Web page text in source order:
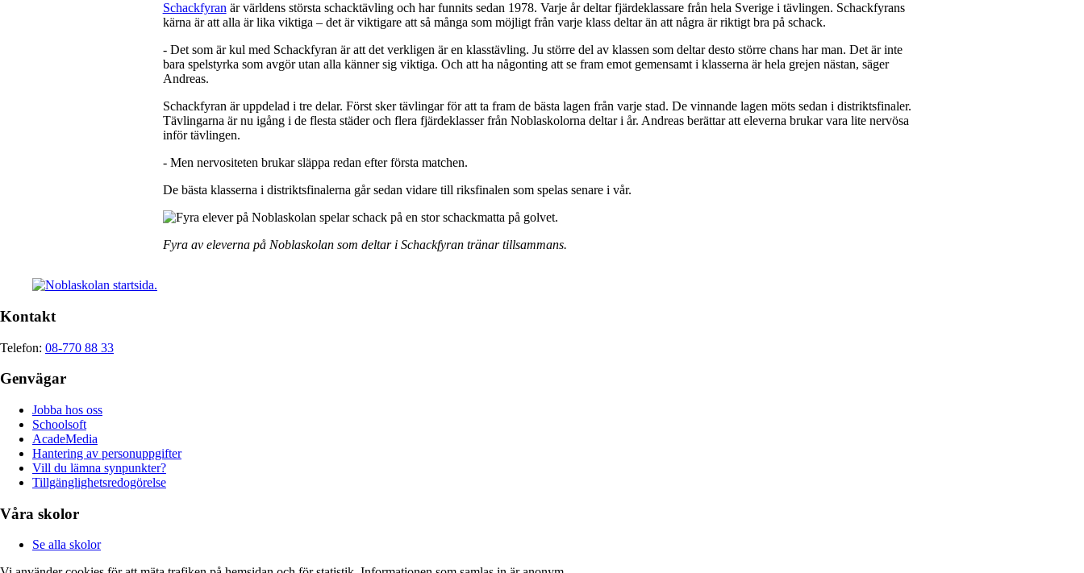
Schackfyran är världens största schacktävling och har funnits sedan 1978. Varje år deltar fjärdeklassare från hela Sverige i tävlingen. Schackfyrans
kärna är att alla är lika viktiga – det är viktigare att så många som möjligt från varje klass deltar än att några är riktigt bra på schack.
- Det som är kul med Schackfyran är att det verkligen är en klasstävling. Ju större del av klassen som deltar desto större chans har man. Det är inte
bara spelstyrka som avgör utan alla känner sig viktiga. Och att ha någonting att se fram emot gemensamt i klasserna är hela grejen nästan, säger
Andreas.
Schackfyran är uppdelad i tre delar. Först sker tävlingar för att ta fram de bästa lagen från varje stad. De vinnande lagen möts sedan i distriktsfinaler.
Tävlingarna är nu igång i de flesta städer och flera fjärdeklasser från Noblaskolorna deltar i år. Andreas berättar att eleverna brukar vara lite nervösa
inför tävlingen.
- Men nervositeten brukar släppa redan efter första matchen.
De bästa klasserna i distriktsfinalerna går sedan vidare till riksfinalen som spelas senare i vår.
Fyra av eleverna på Noblaskolan som deltar i Schackfyran tränar tillsammans.
Kontakt
Telefon: 08-770 88 33
Genvägar
Jobba hos oss
Schoolsoft
AcadeMedia
Hantering av personuppgifter
Vill du lämna synpunkter?
Tillgänglighetsredogörelse
Våra skolor
Se alla skolor